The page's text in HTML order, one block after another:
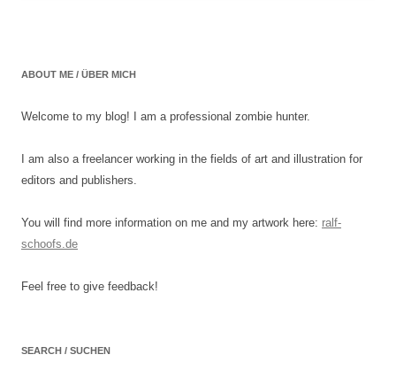
ABOUT ME / ÜBER MICH
Welcome to my blog! I am a professional zombie hunter.
I am also a freelancer working in the fields of art and illustration for
editors and publishers.
You will find more information on me and my artwork here: ralf-
schoofs.de
Feel free to give feedback!
SEARCH / SUCHEN